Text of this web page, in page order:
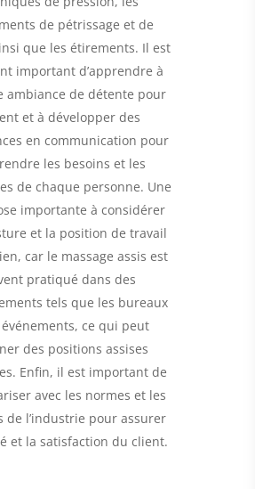
de pétrissage et de
que les étirements. Il est
important d’apprendre à
ambiance de détente pour
et à développer des
en communication pour
les besoins et les
de chaque personne. Une
importante à considérer
et la position de travail
car le massage assis est
pratiqué dans des
tels que les bureaux
ce qui peut
des positions assises
Enfin, il est important de
avec les normes et les
de l’industrie pour assurer
et la satisfaction du client.